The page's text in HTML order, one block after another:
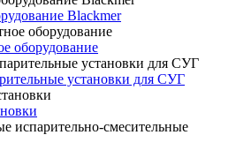
Blackmer
оборудование
установки для СУГ